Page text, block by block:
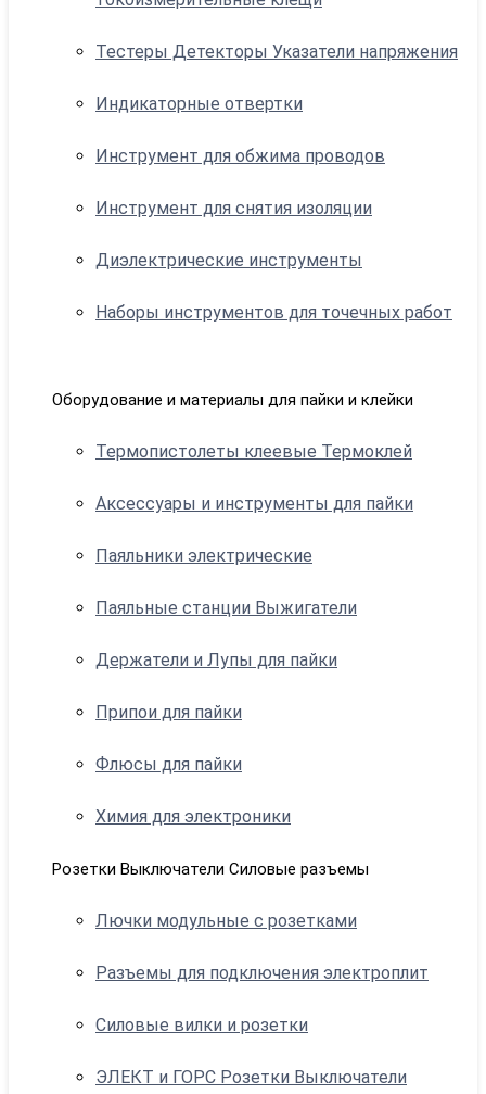
Тестеры Детекторы Указатели напряжения
Индикаторные отвертки
Инструмент для обжима проводов
Инструмент для снятия изоляции
Диэлектрические инструменты
Наборы инструментов для точечных работ
Оборудование и материалы для пайки и клейки
Термопистолеты клеевые Термоклей
Аксессуары и инструменты для пайки
Паяльники электрические
Паяльные станции Выжигатели
Держатели и Лупы для пайки
Припои для пайки
Флюсы для пайки
Химия для электроники
Розетки Выключатели Силовые разъемы
Лючки модульные с розетками
Разъемы для подключения электроплит
Силовые вилки и розетки
ЭЛЕКТ и ГОРС Розетки Выключатели